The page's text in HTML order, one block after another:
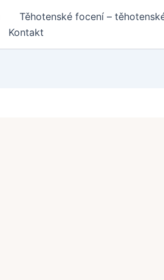
Těhotenské focení –
Kontakt